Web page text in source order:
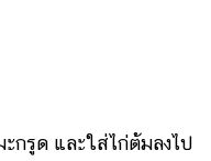
กรูด และใส่ไก่ต้มลงไป